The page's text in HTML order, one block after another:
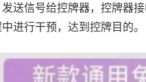
送信号给控牌器，控牌器
进行干预，达到控牌目的。